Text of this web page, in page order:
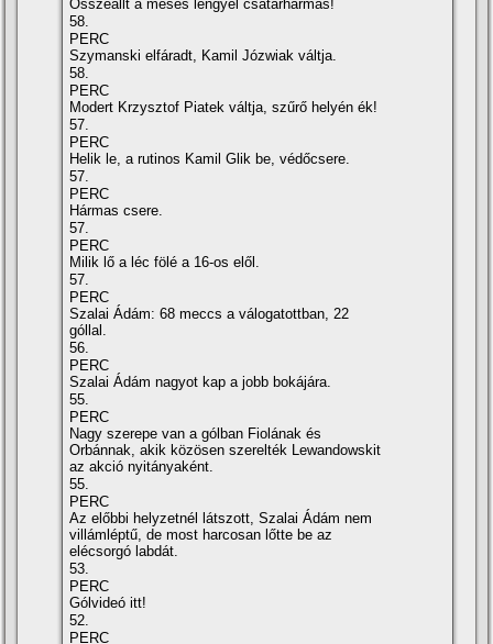
Összeállt a mesés lengyel csatárhármas!
58.
PERC
Szymanski elfáradt, Kamil Józwiak váltja.
58.
PERC
Modert Krzysztof Piatek váltja, szűrő helyén ék!
57.
PERC
Helik le, a rutinos Kamil Glik be, védőcsere.
57.
PERC
Hármas csere.
57.
PERC
Milik lő a léc fölé a 16-os elől.
57.
PERC
Szalai Ádám: 68 meccs a válogatottban, 22
góllal.
56.
PERC
Szalai Ádám nagyot kap a jobb bokájára.
55.
PERC
Nagy szerepe van a gólban Fiolának és
Orbánnak, akik közösen szerelték Lewandowskit
az akció nyitányaként.
55.
PERC
Az előbbi helyzetnél látszott, Szalai Ádám nem
villámléptű, de most harcosan lőtte be az
elécsorgó labdát.
53.
PERC
Gólvideó itt!
52.
PERC